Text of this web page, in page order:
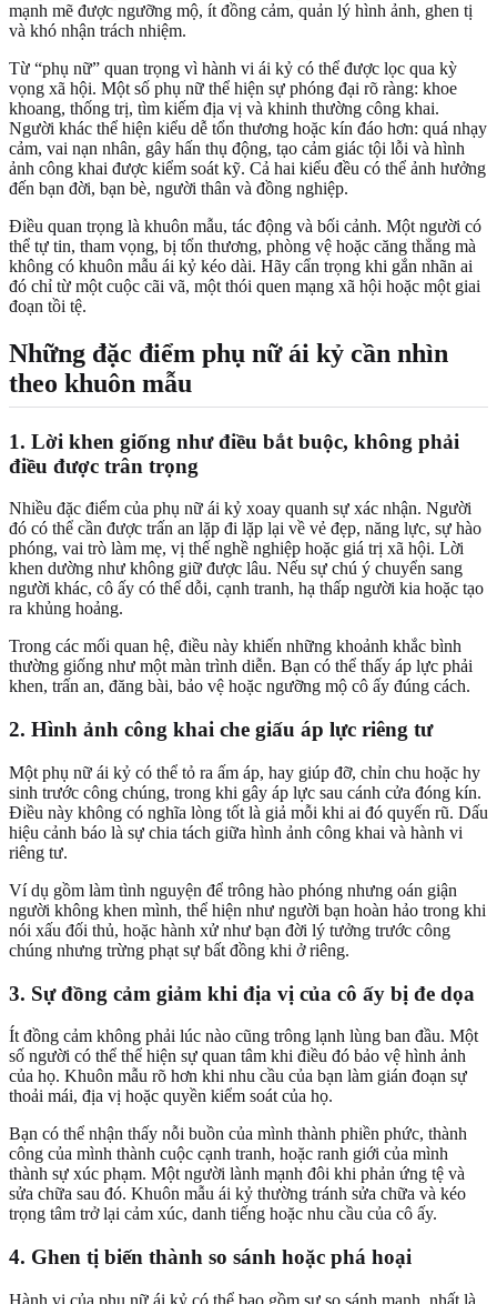
mạnh mẽ được ngưỡng mộ, ít đồng cảm, quản lý hình ảnh, ghen tị
và khó nhận trách nhiệm.
Từ “phụ nữ” quan trọng vì hành vi ái kỷ có thể được lọc qua kỳ
vọng xã hội. Một số phụ nữ thể hiện sự phóng đại rõ ràng: khoe
khoang, thống trị, tìm kiếm địa vị và khinh thường công khai.
Người khác thể hiện kiểu dễ tổn thương hoặc kín đáo hơn: quá nhạy
cảm, vai nạn nhân, gây hấn thụ động, tạo cảm giác tội lỗi và hình
ảnh công khai được kiểm soát kỹ. Cả hai kiểu đều có thể ảnh hưởng
đến bạn đời, bạn bè, người thân và đồng nghiệp.
Điều quan trọng là khuôn mẫu, tác động và bối cảnh. Một người có
thể tự tin, tham vọng, bị tổn thương, phòng vệ hoặc căng thẳng mà
không có khuôn mẫu ái kỷ kéo dài. Hãy cẩn trọng khi gắn nhãn ai
đó chỉ từ một cuộc cãi vã, một thói quen mạng xã hội hoặc một giai
đoạn tồi tệ.
Những đặc điểm phụ nữ ái kỷ cần nhìn
theo khuôn mẫu
1. Lời khen giống như điều bắt buộc, không phải
điều được trân trọng
Nhiều đặc điểm của phụ nữ ái kỷ xoay quanh sự xác nhận. Người
đó có thể cần được trấn an lặp đi lặp lại về vẻ đẹp, năng lực, sự hào
phóng, vai trò làm mẹ, vị thế nghề nghiệp hoặc giá trị xã hội. Lời
khen dường như không giữ được lâu. Nếu sự chú ý chuyển sang
người khác, cô ấy có thể dỗi, cạnh tranh, hạ thấp người kia hoặc tạo
ra khủng hoảng.
Trong các mối quan hệ, điều này khiến những khoảnh khắc bình
thường giống như một màn trình diễn. Bạn có thể thấy áp lực phải
khen, trấn an, đăng bài, bảo vệ hoặc ngưỡng mộ cô ấy đúng cách.
2. Hình ảnh công khai che giấu áp lực riêng tư
Một phụ nữ ái kỷ có thể tỏ ra ấm áp, hay giúp đỡ, chỉn chu hoặc hy
sinh trước công chúng, trong khi gây áp lực sau cánh cửa đóng kín.
Điều này không có nghĩa lòng tốt là giả mỗi khi ai đó quyến rũ. Dấu
hiệu cảnh báo là sự chia tách giữa hình ảnh công khai và hành vi
riêng tư.
Ví dụ gồm làm tình nguyện để trông hào phóng nhưng oán giận
người không khen mình, thể hiện như người bạn hoàn hảo trong khi
nói xấu đối thủ, hoặc hành xử như bạn đời lý tưởng trước công
chúng nhưng trừng phạt sự bất đồng khi ở riêng.
3. Sự đồng cảm giảm khi địa vị của cô ấy bị đe dọa
Ít đồng cảm không phải lúc nào cũng trông lạnh lùng ban đầu. Một
số người có thể thể hiện sự quan tâm khi điều đó bảo vệ hình ảnh
của họ. Khuôn mẫu rõ hơn khi nhu cầu của bạn làm gián đoạn sự
thoải mái, địa vị hoặc quyền kiểm soát của họ.
Bạn có thể nhận thấy nỗi buồn của mình thành phiền phức, thành
công của mình thành cuộc cạnh tranh, hoặc ranh giới của mình
thành sự xúc phạm. Một người lành mạnh đôi khi phản ứng tệ và
sửa chữa sau đó. Khuôn mẫu ái kỷ thường tránh sửa chữa và kéo
trọng tâm trở lại cảm xúc, danh tiếng hoặc nhu cầu của cô ấy.
4. Ghen tị biến thành so sánh hoặc phá hoại
Hành vi của phụ nữ ái kỷ có thể bao gồm sự so sánh mạnh, nhất là